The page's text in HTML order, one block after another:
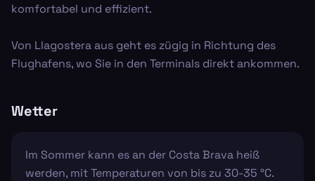
komfortabel und effizient.
Von Llagostera aus geht es zügig in Richtung des
Flughafens, wo Sie in den Terminals direkt ankommen.
Wetter
Im Sommer kann es an der Costa Brava heiß
werden, mit Temperaturen von bis zu 30-35 °C.